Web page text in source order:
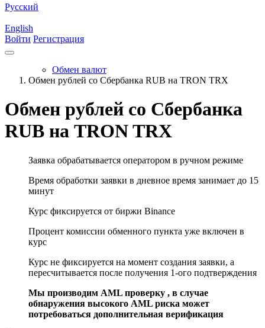
Русский
English
Войти Регистрация
Обмен валют
Обмен рублей со Сбербанка RUB на TRON TRX
Обмен рублей со Сбербанка
RUB на TRON TRX
Заявка обрабатывается оператором в ручном режиме
Время обработки заявки в дневное время занимает до 15
минут
Курс фиксируется от биржи Binance
Процент комиссии обменного пункта уже включен в
курс
Курс не фиксируется на момент создания заявки, а
пересчитывается после получения 1-ого подтверждения
Мы производим AML проверку , в случае
обнаружения высокого AML риска может
потребоваться дополнительная верификация